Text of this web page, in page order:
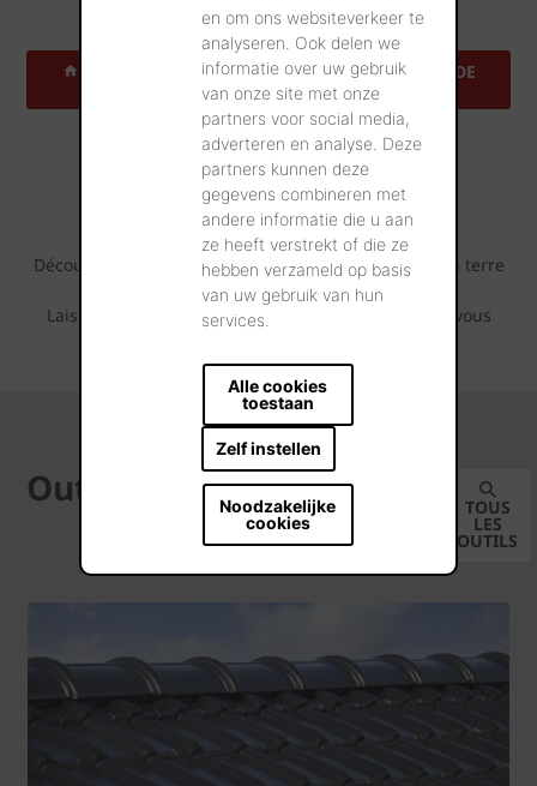
en om ons websiteverkeer te
analyseren. Ook delen we
informatie over uw gebruik
van onze site met onze
partners voor social media,
adverteren en analyse. Deze
partners kunnen deze
gegevens combineren met
andere informatie die u aan
ze heeft verstrekt of die ze
hebben verzameld op basis
van uw gebruik van hun
services.
Alle cookies
toestaan
Zelf instellen
Noodzakelijke
cookies
TROUVEZ UNE ADRESSE DE RÉFÉRENCE PRÈS DE
CHEZ VOUS
Projets de référence
inspirants
Découvrez tout ce qui est possible avec cette tuile en terre
cuite.
Laissez-vous inspirer par les séries de photos que vous
Outils TOUS
LES
OUTILS